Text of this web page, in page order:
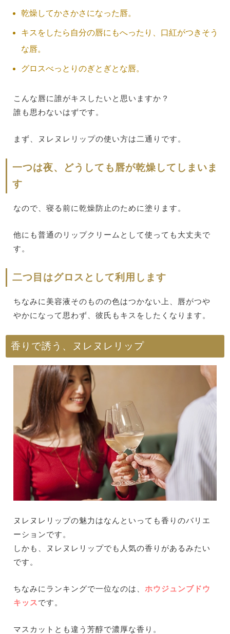
乾燥してかさかさになった唇。
キスをしたら自分の唇にもへったり、口紅がつきそう
な唇。
グロスべっとりのぎとぎとな唇。
こんな唇に誰がキスしたいと思いますか？
誰も思わないはずです。
まず、ヌレヌレリップの使い方は二通りです。
一つは夜、どうしても唇が乾燥してしまいま
す
なので、寝る前に乾燥防止のために塗ります。
他にも普通のリップクリームとして使っても大丈夫で
す。
二つ目はグロスとして利用します
ちなみに美容液そのものの色はつかない上、唇がつや
やかになって思わず、彼氏もキスをしたくなります。
香りで誘う、ヌレヌレリップ
ヌレヌレリップの魅力はなんといっても香りのバリエ
ーションです。
しかも、ヌレヌレリップでも人気の香りがあるみたい
です。
ちなみにランキングで一位なのは、ホウジュンブドウ
キッスです。
マスカットとも違う芳醇で濃厚な香り。